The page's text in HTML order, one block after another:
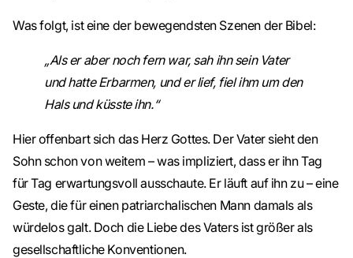
Was folgt, ist eine der bewegendsten Szenen der Bibel:
„Als er aber noch fern war, sah ihn sein Vater
und hatte Erbarmen, und er lief, fiel ihm um den
Hals und küsste ihn.“
Hier offenbart sich das Herz Gottes. Der Vater sieht den
Sohn schon von weitem – was impliziert, dass er ihn Tag
für Tag erwartungsvoll ausschaute. Er läuft auf ihn zu – eine
Geste, die für einen patriarchalischen Mann damals als
würdelos galt. Doch die Liebe des Vaters ist größer als
gesellschaftliche Konventionen.